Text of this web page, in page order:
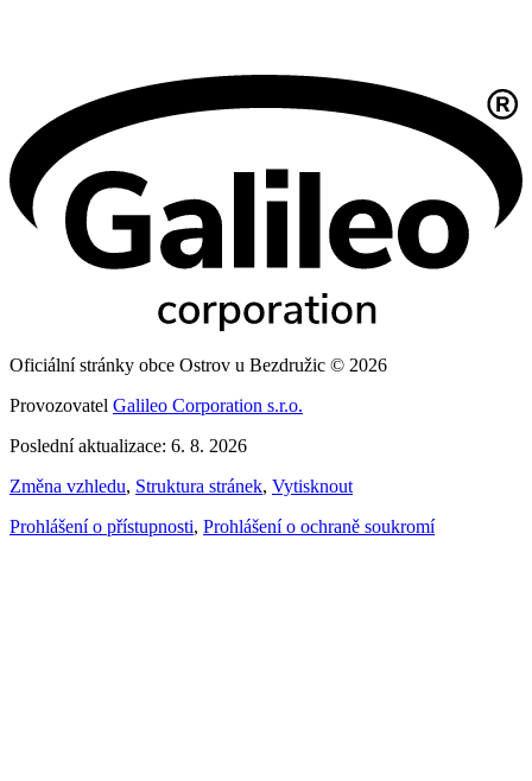
Oficiální stránky obce Ostrov u Bezdružic © 2026
Provozovatel Galileo Corporation s.r.o.
Poslední aktualizace: 6. 8. 2026
Změna vzhledu, Struktura stránek, Vytisknout
Prohlášení o přístupnosti, Prohlášení o ochraně soukromí